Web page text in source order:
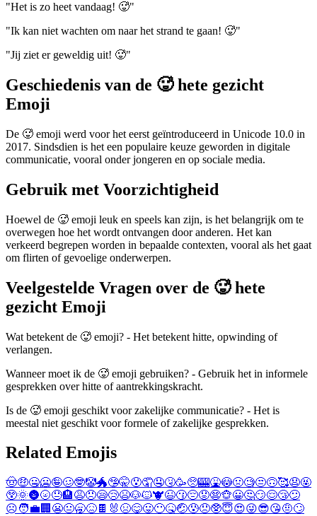
"Het is zo heet vandaag! 🥵"
"Ik kan niet wachten om naar het strand te gaan! 🥵"
"Jij ziet er geweldig uit! 🥵"
Geschiedenis van de 🥵 hete gezicht
Emoji
De 🥵 emoji werd voor het eerst geïntroduceerd in Unicode 10.0 in
2017. Sindsdien is het een populaire keuze geworden in digitale
communicatie, vooral onder jongeren en op sociale media.
Gebruik met Voorzichtigheid
Hoewel de 🥵 emoji leuk en speels kan zijn, is het belangrijk om te
overwegen hoe het wordt ontvangen door anderen. Het kan
verkeerd begrepen worden in bepaalde contexten, vooral als het gaat
om flirten of gevoelige onderwerpen.
Veelgestelde Vragen over de 🥵 hete
gezicht Emoji
Wat betekent de 🥵 emoji? - Het betekent hitte, opwinding of
verlangen.
Wanneer moet ik de 🥵 emoji gebruiken? - Gebruik het in informele
gesprekken over hitte of aantrekkingskracht.
Is de 🥵 emoji geschikt voor zakelijke communicatie? - Het is
meestal niet geschikt voor formele of zakelijke gesprekken.
Related Emojis
🤠🤑🤐🥶🤪🥴🤓🤡🐲🤥🤫😯🤦🤤🤧🥳🥺🎰🤮😳🤢🧐😒🙃🥰😧🤬
😲🌞🌚🌝😓🏨😩😠😪😢😫🐶🐱🐮😉😗😔😟😨🐵😀🤔😏😌😴😕
☹️🧑‍💼 🏢 😬😐🥱😖 🍫 🐰 😣😋😛😶🤒🤕😰😞🥸😇😍😜😎😘🤨🙄